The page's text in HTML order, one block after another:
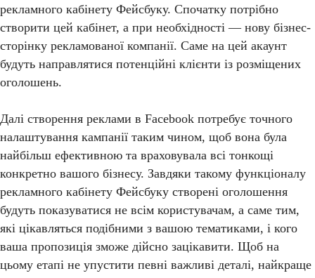
рекламного кабінету Фейсбуку. Спочатку потрібно
створити цей кабінет, а при необхідності — нову бізнес-
сторінку рекламованої компанії. Саме на цей акаунт
будуть направлятися потенційні клієнти із розміщених
оголошень.
Далі створення реклами в Facebook потребує точного
налаштування кампанії таким чином, щоб вона була
найбільш ефективною та враховувала всі тонкощі
конкретно вашого бізнесу. Завдяки такому функціоналу
рекламного кабінету Фейсбуку створені оголошення
будуть показуватися не всім користувачам, а саме тим,
які цікавляться подібними з вашою тематиками, і кого
ваша пропозиція зможе дійсно зацікавити. Щоб на
цьому етапі не упустити певні важливі деталі, найкраще